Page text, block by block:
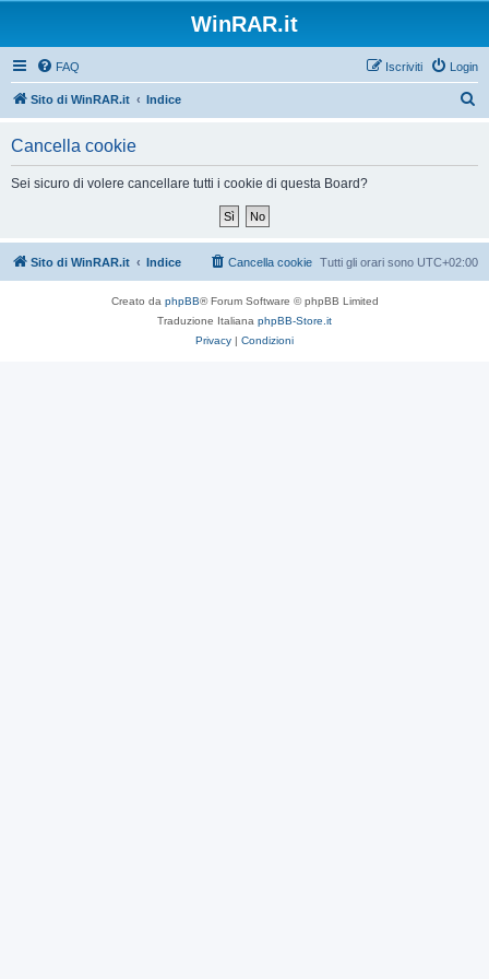
WinRAR.it
FAQ Login
Iscriviti
Sito di WinRAR.it Indice
Cancella cookie
Sei sicuro di volere cancellare tutti i cookie di questa Board?
Sito di WinRAR.it Indice Tutti gli orari sono UTC+02:00
Cancella cookie
Creato da phpBB® Forum Software © phpBB Limited
Traduzione Italiana phpBB-Store.it
Privacy | Condizioni